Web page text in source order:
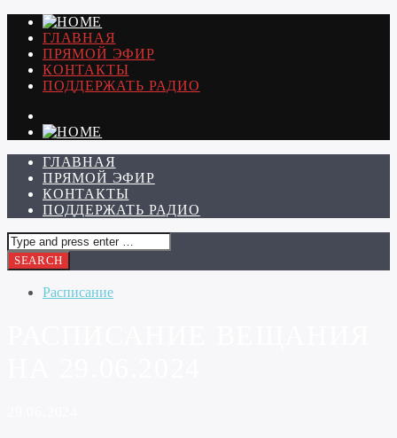
ГЛАВНАЯ
ПРЯМОЙ ЭФИР
КОНТАКТЫ
ПОДДЕРЖАТЬ РАДИО
ГЛАВНАЯ
ПРЯМОЙ ЭФИР
КОНТАКТЫ
ПОДДЕРЖАТЬ РАДИО
Расписание